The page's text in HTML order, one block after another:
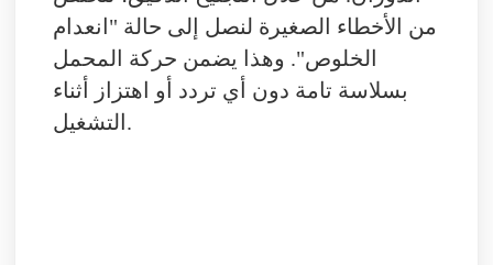
من الأخطاء الصغيرة لنصل إلى حالة "انعدام
الخلوص". وهذا يضمن حركة المحمل
بسلاسة تامة دون أي تردد أو اهتزاز أثناء
التشغيل.